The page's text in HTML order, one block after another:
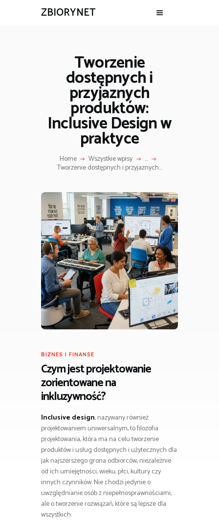
ZBIORYNET
Tworzenie
dostępnych i
przyjaznych
produktów:
Inclusive Design w
praktyce
Home Wszystkie wpisy ...
Tworzenie dostępnych i przyjaznych...
BIZNES I FINANSE
Czym jest projektowanie
zorientowane na
inkluzywność?
Inclusive design, nazywany również
projektowaniem uniwersalnym, to filozofia
projektowania, która ma na celu tworzenie
produktów i usług dostępnych i użytecznych dla
jak najszerszego grona odbiorców, niezależnie
od ich umiejętności, wieku, płci, kultury czy
innych czynników. Nie chodzi jedynie o
uwzględnianie osób z niepełnosprawnościami,
ale o tworzenie rozwiązań, które są lepsze dla
wszystkich.